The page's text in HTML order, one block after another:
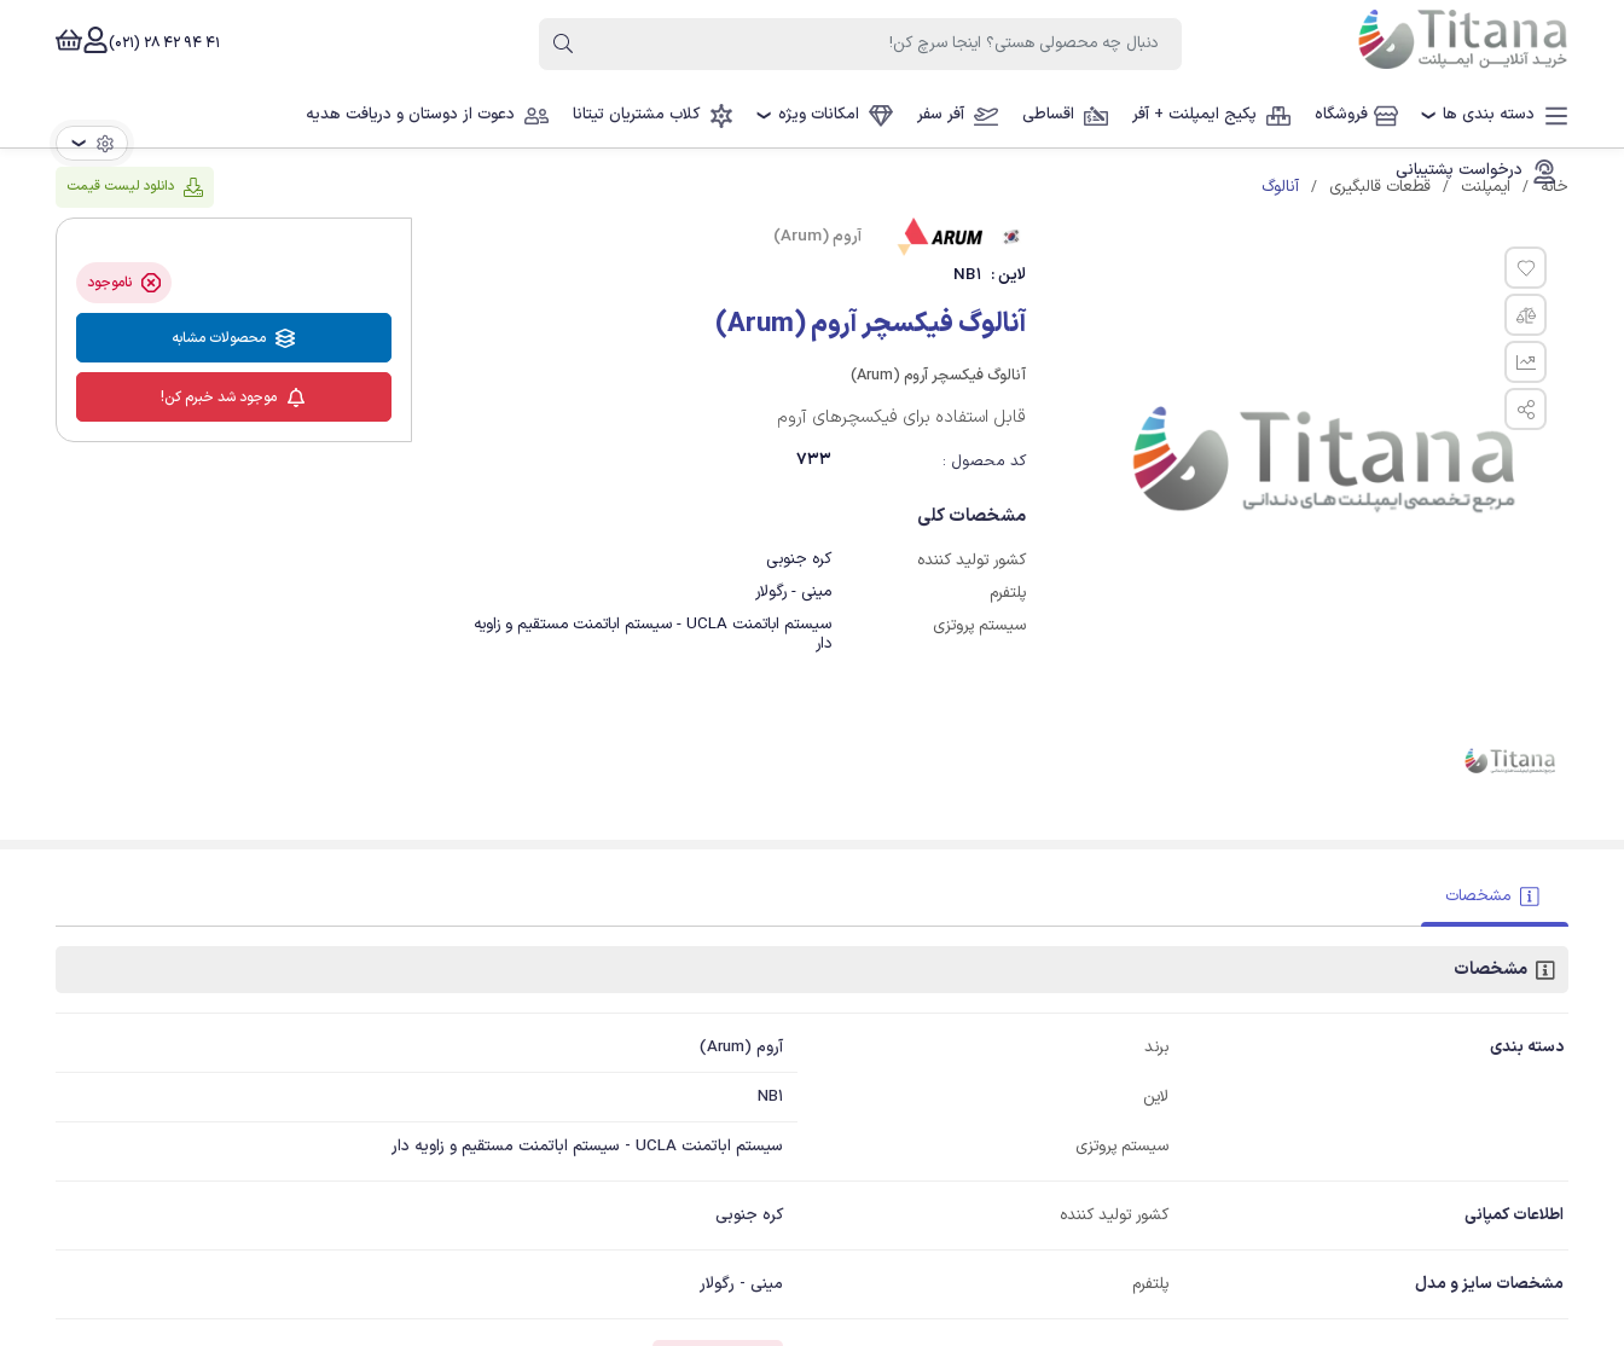
41 94 42 28 (021)
دسته بندی ها ❯ فروشگاه پکیج ایمپلنت + آفر اقساطی آفر سفر امکانات ویژه ❯ کلاب مشتریان تیتانا دعوت از دوستان و دریافت هدیه
درخواست پشتیبانی
❯
خانه ایمپلنت قطعات قالبگیری آنالوگ دانلود لیست قیمت
آروم (Arum)
لاین : NB1
آنالوگ فیکسچر آروم (Arum)
آنالوگ فیکسچر آروم (Arum)
قابل استفاده برای فیکسچرهای آروم
کد محصول : 733
مشخصات کلی
کشور تولید کننده
کره جنوبی
پلتفرم
مینی - رگولار
سیستم پروتزی
سیستم اباتمنت UCLA - سیستم اباتمنت مستقیم و زاویه
دار
ناموجود
محصولات مشابه
موجود شد خبرم کن!
مشخصات
مشخصات
دسته بندی برند آروم (Arum)
لاین NB1
سیستم پروتزی سیستم اباتمنت UCLA - سیستم اباتمنت مستقیم و زاویه دار
اطلاعات کمپانی کشور تولید کننده کره جنوبی
مشخصات سایز و مدل پلتفرم مینی - رگولار